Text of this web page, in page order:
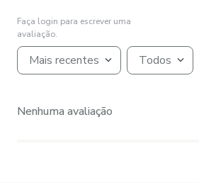
Faça login para escrever uma
avaliação.
Mais recentes Todos
Nenhuma avaliação